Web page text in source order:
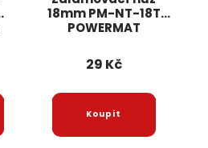
18mm PM-NT-18T
POWERMAT
29 Kč